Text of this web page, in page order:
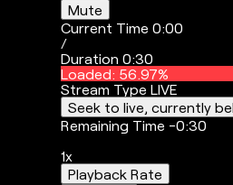
Mute
Current Time0:00
/
Duration0:30
Loaded: 56.97%
Stream TypeLIVE
Seek to live, currently
Remaining Time -0:30
1x
Playback Rate